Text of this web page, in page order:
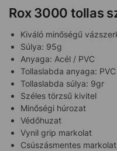
Rox 3000 tollas
Kiváló minőségű
Súlya: 95g
Anyaga: Acél / PVC
Tollaslabda anyaga:
Tollaslabda súlya: 9gr
Széles törzsű kivitel
Minőségi húrozat
Védőhuzat
Vynil grip markolat
Csúszásmentes